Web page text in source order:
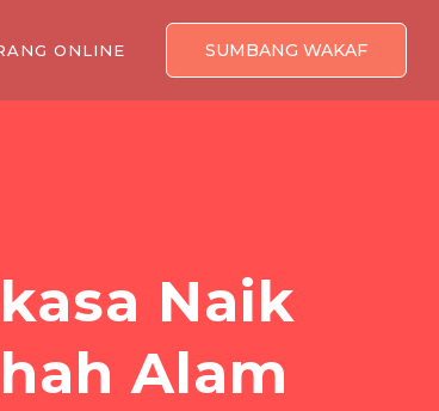
SUMBANG WAKAF
ONLINE
Naik
Alam